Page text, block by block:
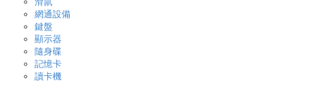
網通設備
鍵盤
顯示器
隨身碟
記憶卡
讀卡機